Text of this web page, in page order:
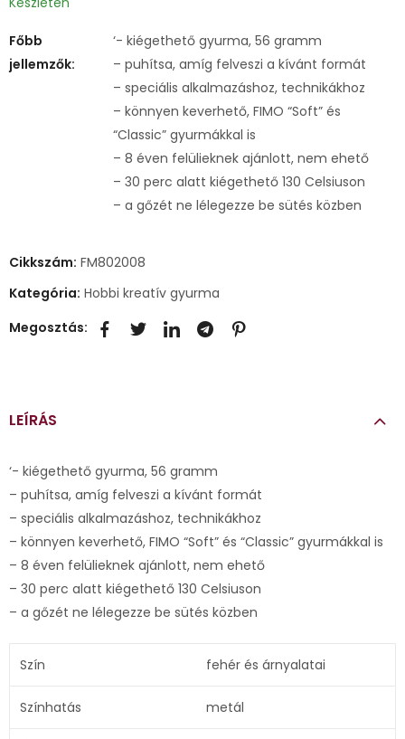
Főbb
jellemzők:
‘- kiégethető gyurma, 56 gramm
– puhítsa, amíg felveszi a kívánt formát
– speciális alkalmazáshoz, technikákhoz
– könnyen keverhető, FIMO “Soft” és
“Classic” gyurmákkal is
– 8 éven felülieknek ajánlott, nem ehető
– 30 perc alatt kiégethető 130 Celsiuson
– a gőzét ne lélegezze be sütés közben
Cikkszám: FM802008
Kategória: Hobbi kreatív gyurma
Megosztás:
LEÍRÁS
‘- kiégethető gyurma, 56 gramm
– puhítsa, amíg felveszi a kívánt formát
– speciális alkalmazáshoz, technikákhoz
– könnyen keverhető, FIMO “Soft” és “Classic” gyurmákkal is
– 8 éven felülieknek ajánlott, nem ehető
– 30 perc alatt kiégethető 130 Celsiuson
– a gőzét ne lélegezze be sütés közben
Szín fehér és árnyalatai
Színhatás metál